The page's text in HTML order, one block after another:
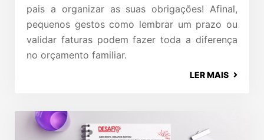
pais a organizar as suas obrigações! Afinal,
pequenos gestos como lembrar um prazo ou
validar faturas podem fazer toda a diferença
no orçamento familiar.
LER MAIS